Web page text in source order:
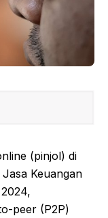
(pinjol) di
Keuangan
peer (P2P)